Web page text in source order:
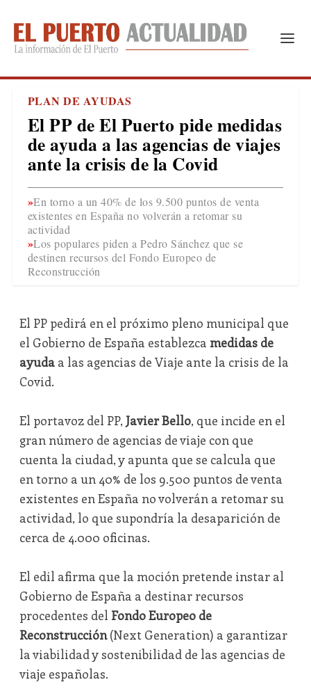
PLAN DE AYUDAS
El PP de El Puerto pide medidas
de ayuda a las agencias de viajes
ante la crisis de la Covid
En torno a un 40% de los 9.500 puntos de venta
existentes en España no volverán a retomar su
actividad
Los populares piden a Pedro Sánchez que se
destinen recursos del Fondo Europeo de
Reconstrucción
El PP pedirá en el próximo pleno municipal que
el Gobierno de España establezca medidas de
ayudaa las agencias de Viaje ante la crisis de la
Covid.
El portavoz del PP, Javier Bello, que incide en el
gran número de agencias de viaje con que
cuenta la ciudad, y apunta que se calcula que
en torno a un 40% de los 9.500 puntos de venta
existentes en España no volverán a retomar su
actividad, lo que supondría la desaparición de
cerca de 4.000 oficinas.
El edil afirma que la moción pretende instar al
Gobierno de España a destinar recursos
procedentes del Fondo Europeo de
Reconstrucción(Next Generation) a garantizar
la viabilidad y sostenibilidad de las agencias de
viaje españolas.